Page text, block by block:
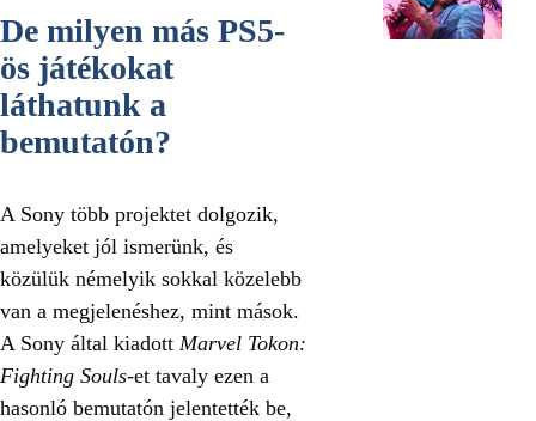
De milyen más PS5-
ös játékokat
láthatunk a
bemutatón?
A Sony több projektet dolgozik,
amelyeket jól ismerünk, és
közülük némelyik sokkal közelebb
van a megjelenéshez, mint mások.
A Sony által kiadott Marvel Tokon:
Fighting Souls-et tavaly ezen a
hasonló bemutatón jelentették be,